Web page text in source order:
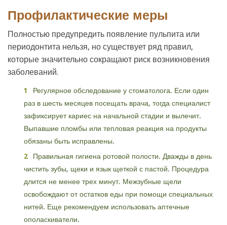
Профилактические меры
Полностью предупредить появление пульпита или
периодонтита нельзя, но существует ряд правил,
которые значительно сокращают риск возникновения
заболеваний.
Регулярное обследование у стоматолога. Если один
раз в шесть месяцев посещать врача, тогда специалист
зафиксирует кариес на начальной стадии и вылечит.
Выпавшие пломбы или тепловая реакция на продукты
обязаны быть исправлены.
Правильная гигиена ротовой полости. Дважды в день
чистить зубы, щеки и язык щеткой с пастой. Процедура
длится не менее трех минут. Межзубные щели
освобождают от остатков еды при помощи специальных
нитей. Еще рекомендуем использовать аптечные
ополаскиватели.